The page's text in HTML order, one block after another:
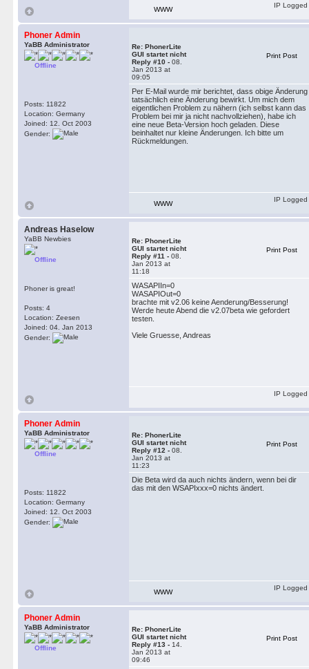
WWW
IP Logged
Phoner Admin
YaBB Administrator
Offline
Posts: 11822
Location: Germany
Joined: 12. Oct 2003
Gender:
Re: PhonerLite
GUI startet nicht
Reply #10 - 08.
Jan 2013 at
09:05
Print Post
Per E-Mail wurde mir berichtet, dass obige Änderung
tatsächlich eine Änderung bewirkt. Um mich dem
eigentlichen Problem zu nähern (ich selbst kann das
Problem bei mir ja nicht nachvollziehen), habe ich
eine neue Beta-Version hoch geladen. Diese
beinhaltet nur kleine Änderungen. Ich bitte um
Rückmeldungen.
WWW
IP Logged
Andreas Haselow
YaBB Newbies
Offline
Phoner is great!
Posts: 4
Location: Zeesen
Joined: 04. Jan 2013
Gender:
Re: PhonerLite
GUI startet nicht
Reply #11 - 08.
Jan 2013 at
11:18
Print Post
WASAPIIn=0
WASAPIOut=0
brachte mit v2.06 keine Aenderung/Besserung!
Werde heute Abend die v2.07beta wie gefordert
testen.
Viele Gruesse, Andreas
IP Logged
Phoner Admin
YaBB Administrator
Offline
Posts: 11822
Location: Germany
Joined: 12. Oct 2003
Gender:
Re: PhonerLite
GUI startet nicht
Reply #12 - 08.
Jan 2013 at
11:23
Print Post
Die Beta wird da auch nichts ändern, wenn bei dir
das mit den WSAPIxxx=0 nichts ändert.
WWW
IP Logged
Phoner Admin
YaBB Administrator
Offline
Re: PhonerLite
GUI startet nicht
Reply #13 - 14.
Jan 2013 at
09:46
Print Post